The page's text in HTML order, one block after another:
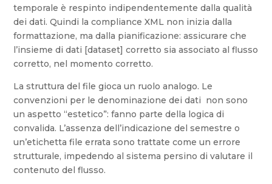
temporale è respinto indipendentemente dalla qualità
dei dati. Quindi la compliance XML non inizia dalla
formattazione, ma dalla pianificazione: assicurare che
l’insieme di dati [dataset] corretto sia associato al flusso
corretto, nel momento corretto.
La struttura del file gioca un ruolo analogo. Le
convenzioni per le denominazione dei dati non sono
un aspetto “estetico”: fanno parte della logica di
convalida. L’assenza dell’indicazione del semestre o
un’etichetta file errata sono trattate come un errore
strutturale, impedendo al sistema persino di valutare il
contenuto del flusso.